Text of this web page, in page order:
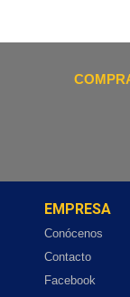
EMPRESA
Conócenos
Contacto
Facebook